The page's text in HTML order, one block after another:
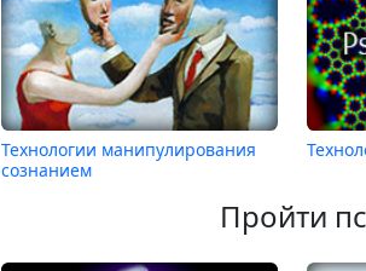
Технологии манипулирования
сознанием
Пройти